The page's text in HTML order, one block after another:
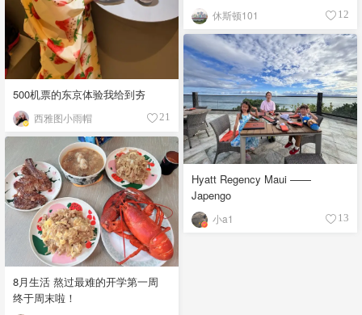
500机票的东京体验我给到夯
西雅图小雨帽 21
休斯顿101 12
Hyatt Regency Maui ——
Japengo
小a1 13
8月生活 熬过最难的开学第一周
终于周末啦！